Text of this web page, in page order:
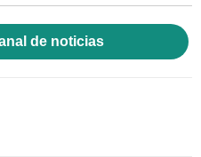
de noticias